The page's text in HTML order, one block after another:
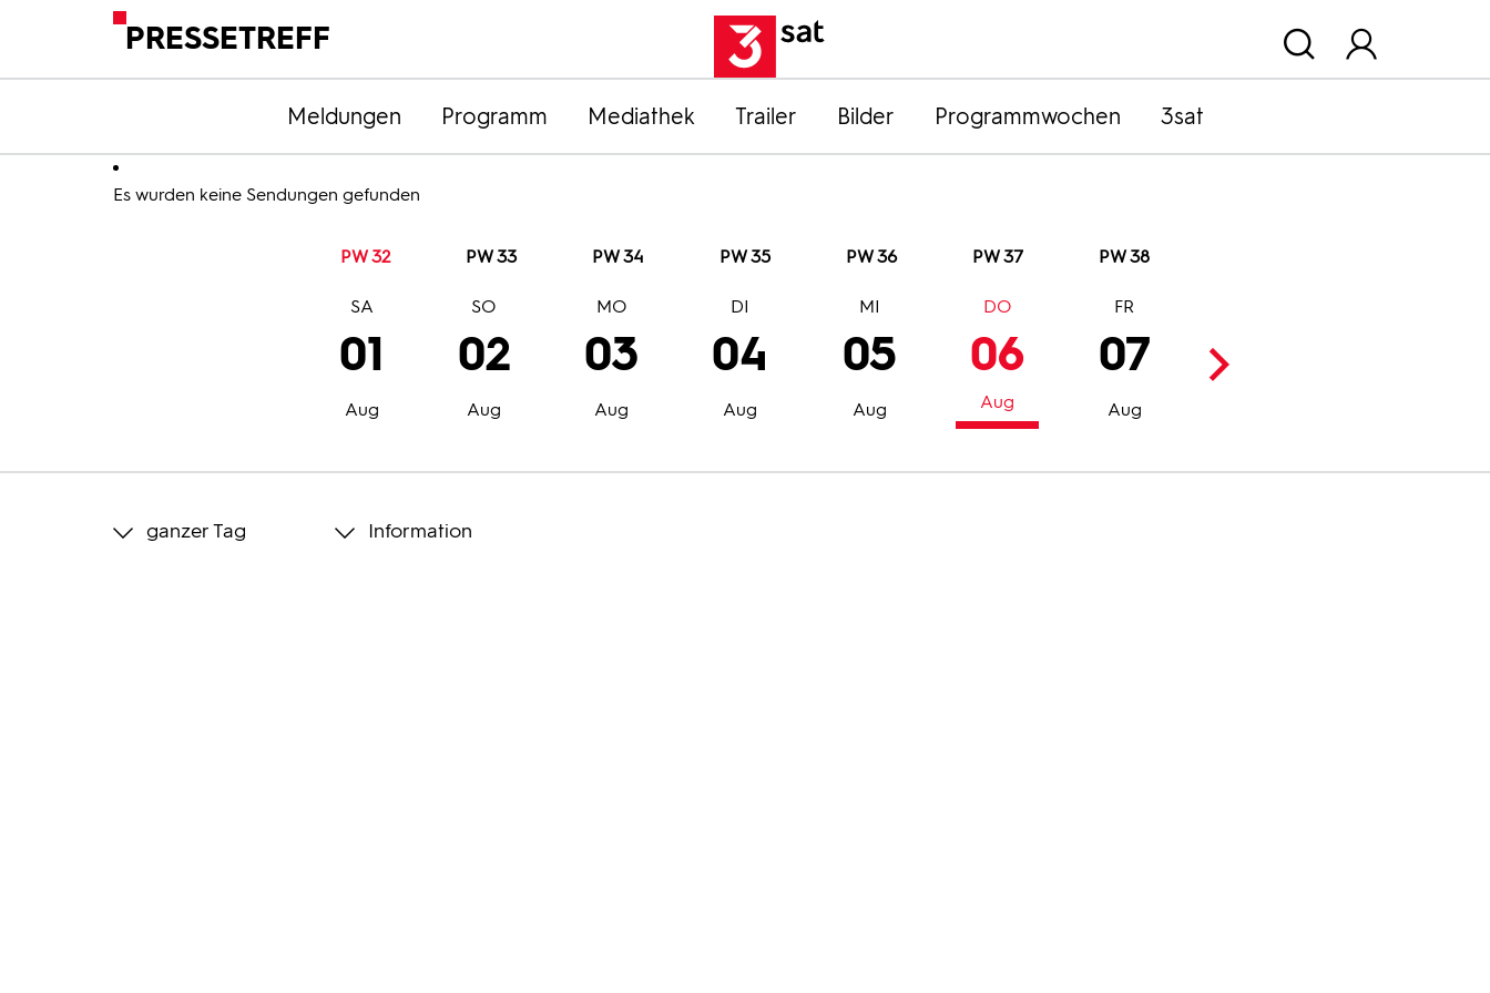
PRESSETREFF
Meldungen Programm Mediathek Trailer Bilder Programmwochen 3sat
Es wurden keine Sendungen gefunden
PW 32 PW 33 PW 34 PW 35 PW 36 PW 37 PW 38
01
Aug
SA
02
Aug
SO
03
Aug
MO
04
Aug
DI
05
Aug
MI
06
Aug
DO
07
Aug
FR
08
ganzer Tag Information